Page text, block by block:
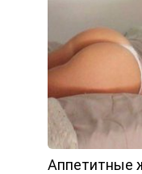
Аппетитные